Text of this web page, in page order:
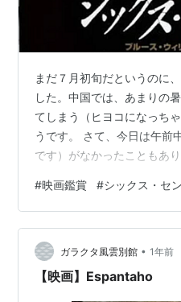
まだ７月初旬だというのに
した。中国では、あまりの
てしまう（ヒヨコになっち
うです。 さて、今日は午前
です）がなかったこともあ
ていた「シックス・センス
た。 １９９９年に公開され
ィリスと名子役ハーレイ・
が評判となり、今でも高く
ちらかというと「エクソシ
#映画鑑賞 #シックス・セ
ガラクタ風雲別館 • 1年前
【映画】Espantaho